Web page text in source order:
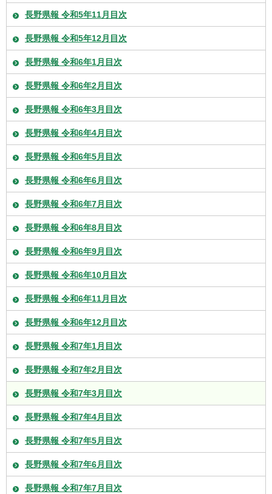
長野県報 令和5年11月目次
長野県報 令和5年12月目次
長野県報 令和6年1月目次
長野県報 令和6年2月目次
長野県報 令和6年3月目次
長野県報 令和6年4月目次
長野県報 令和6年5月目次
長野県報 令和6年6月目次
長野県報 令和6年7月目次
長野県報 令和6年8月目次
長野県報 令和6年9月目次
長野県報 令和6年10月目次
長野県報 令和6年11月目次
長野県報 令和6年12月目次
長野県報 令和7年1月目次
長野県報 令和7年2月目次
長野県報 令和7年3月目次
長野県報 令和7年4月目次
長野県報 令和7年5月目次
長野県報 令和7年6月目次
長野県報 令和7年7月目次